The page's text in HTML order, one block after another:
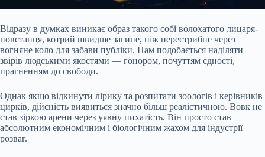
Відразу в думках виникає образ такого собі волохатого лицаря-
повстанця, котрий швидше загине, ніж перестрибне через
вогняне коло для забави публіки. Нам подобається наділяти
звірів людськими якостями — гонором, почуттям єдності,
прагненням до свободи.
Однак якщо відкинути лірику та розпитати зоологів і керівників
цирків, дійсність виявиться значно більш реалістичною. Вовк не
став зіркою арени через уявну пихатість. Він просто став
абсолютним економічним і біологічним жахом для індустрії
розваг.